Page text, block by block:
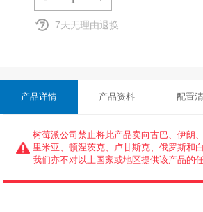
7天无理由退换
产品详情 产品资料 配置
树莓派公司禁止将此产品卖向古巴、伊朗
里米亚、顿涅茨克、卢甘斯克、俄罗斯和
我们亦不对以上国家或地区提供该产品的